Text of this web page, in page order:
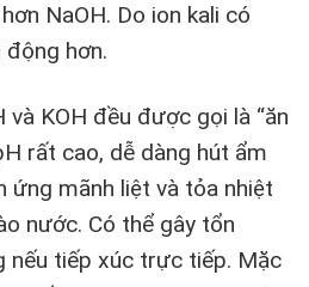
NaOH. Do ion kali có
động hơn.
và KOH đều được gọi là “ăn
rất cao, dễ dàng hút ẩm
ứng mãnh liệt và tỏa nhiệt
nước. Có thể gây tổn
nếu tiếp xúc trực tiếp. Mặc